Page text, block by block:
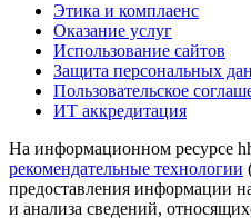
Этика и комплаенс
Оказание услуг
Использование сайтов
Защита персональных
Пользовательское
ИТ аккредитация
На информационном ресурсе
рекомендательные технологии
предоставления информации
и анализа сведений,